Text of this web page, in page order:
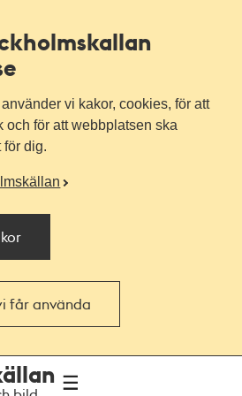
vi kakor, cookies, för att
och för att webbplatsen ska
för dig.
får använda